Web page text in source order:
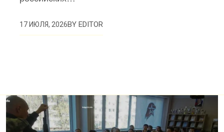
17 ИЮЛЯ, 2026BYEDITOR